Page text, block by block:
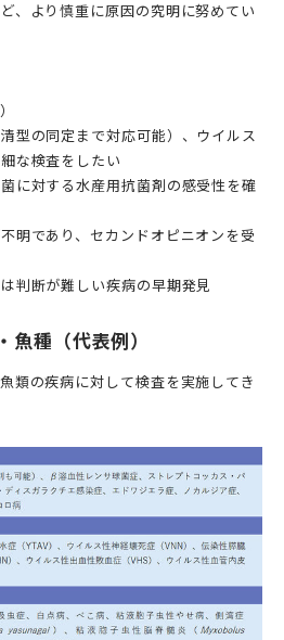
、より慎重に原因の究明に努めてい
型の同定まで対応可能）、ウイルス
な検査をしたい
に対する水産用抗菌剤の感受性を確
明であり、セカンドオピニオンを受
判断が難しい疾病の早期発見
種（代表例）
類の疾病に対して検査を実施してき